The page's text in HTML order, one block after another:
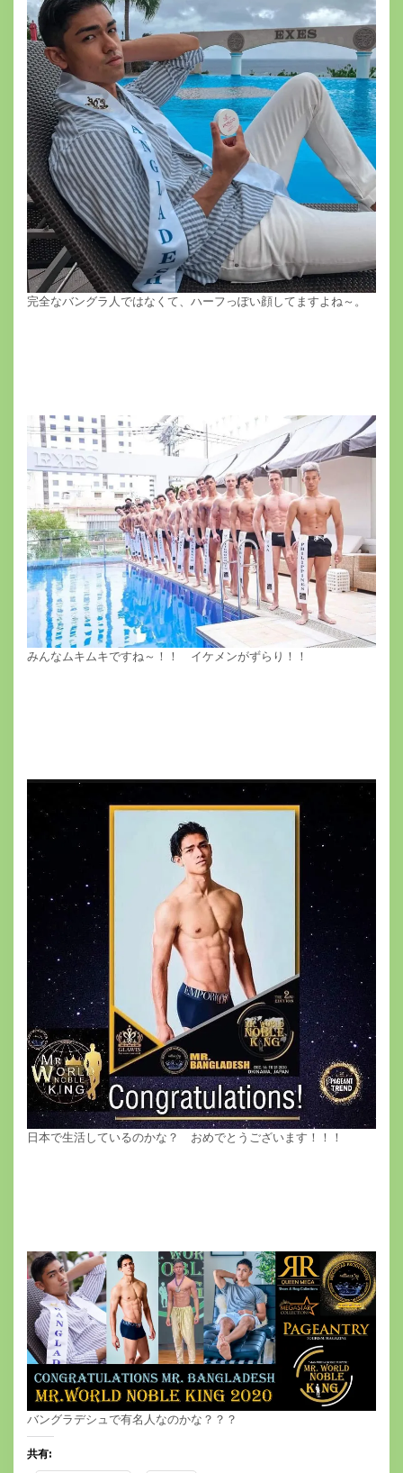
完全なバングラ人ではなくて、ハーフっぽい顔してますよね～。
みんなムキムキですね～！！ イケメンがずらり！！
日本で生活しているのかな？ おめでとうございます！！！
バングラデシュで有名人なのかな？？？
共有: